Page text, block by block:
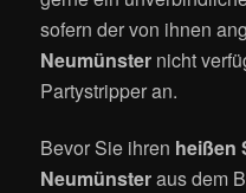
sofern der von ihnen
Neumünster nicht
Partystripper an.
Bevor Sie ihren heißen
Neumünsteraus dem